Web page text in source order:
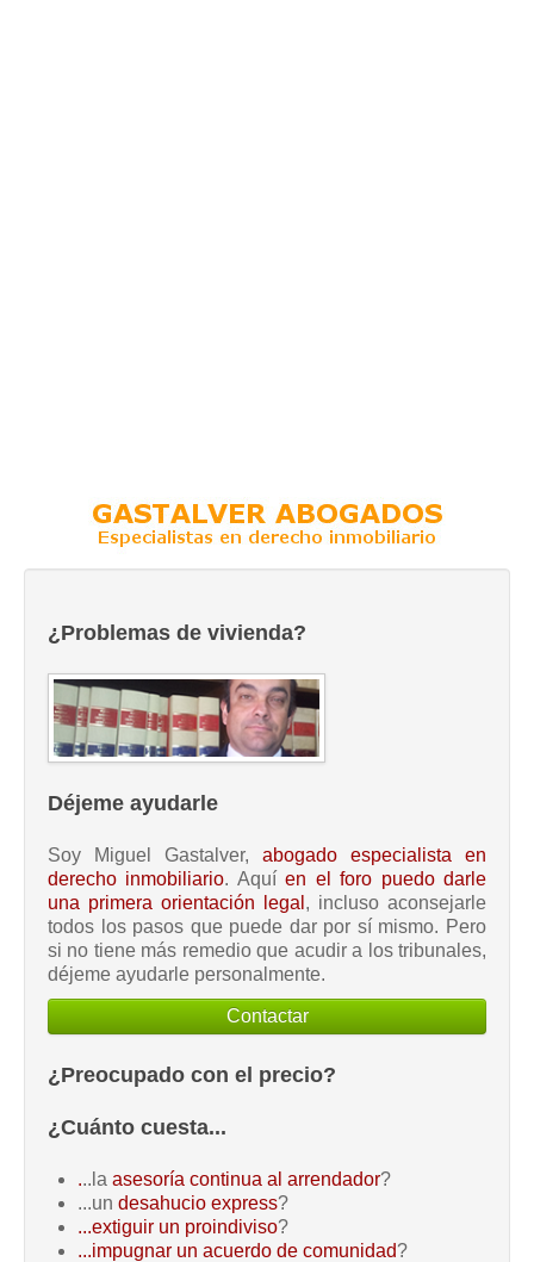
¿Problemas de vivienda?
Déjeme ayudarle
Soy Miguel Gastalver, abogado especialista en
derecho inmobiliario. Aquíen el foro puedo darle
una primera orientación legal , incluso aconsejarle
todos los pasos que puede dar por sí mismo. Pero
si no tiene más remedio que acudir a los tribunales,
déjeme ayudarle personalmente.
Contactar
¿Preocupado con el precio?
¿Cuánto cuesta...
...la asesoría continua al arrendador?
...un desahucio express?
...extiguir un proindiviso?
...impugnar un acuerdo de comunidad?